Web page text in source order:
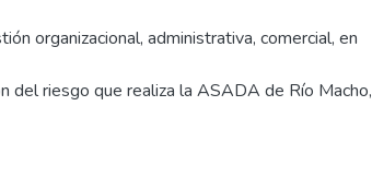
organizacional, administrativa, comercial, en
del riesgo que realiza la ASADA de Río Macho,